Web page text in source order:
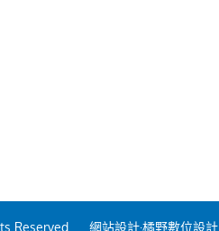
Reserved. 網站設計·橘野數位設計